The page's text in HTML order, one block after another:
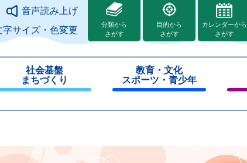
文へ音声読み上げ
字サイズ・色変更
分類から
さがす
目的から
さがす
カレンダーから
さがす
社会基盤
まちづくり
教育・文化
スポーツ・青少年
じ
じ